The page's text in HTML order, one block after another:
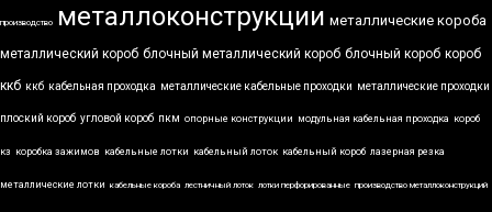
производство металлоконструкции металлические короба
металлический короб блочный металлический короб блочный короб короб
ккб ккб кабельная проходка металлические кабельные проходки металлические проходки
плоский короб угловой короб пкм опорные конструкции модульная кабельная проходка короб
кз коробка зажимов кабельные лотки кабельный лоток кабельный короб лазерная резка
металлические лотки кабельные короба лестничный лоток лотки перфорированные производство металлоконструкций